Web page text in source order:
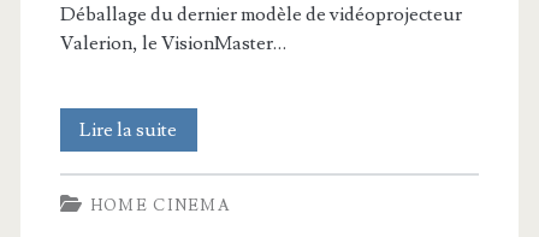
Déballage du dernier modèle de vidéoprojecteur
Valerion, le VisionMaster…
Lire la suite
VisionMaster
Max:
HOME CINEMA